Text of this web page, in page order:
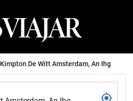
Kimpton De Witt Amsterdam, An Ihg